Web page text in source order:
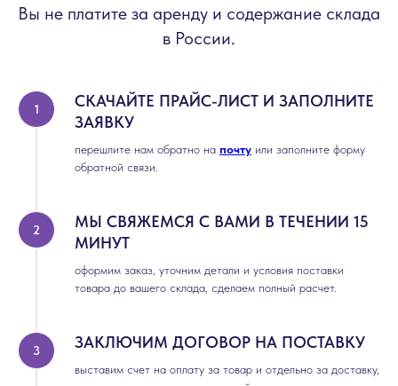
Вы не платите за аренду и содержание склада
в России.
СКАЧАЙТЕ ПРАЙС-ЛИСТ И ЗАПОЛНИТЕ
ЗАЯВКУ
перешлите нам обратно на почту или заполните форму
обратной связи.
МЫ СВЯЖЕМСЯ С ВАМИ В ТЕЧЕНИИ 15
МИНУТ
оформим заказ, уточним детали и условия поставки
товара до вашего склада, сделаем полный расчет.
ЗАКЛЮЧИМ ДОГОВОР НА ПОСТАВКУ
выставим счет на оплату за товар и отдельно за доставку,